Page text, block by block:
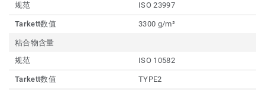
规范
ISO 23997
Tarkett数值 3300 g/m²
粘合物含量
规范
ISO 10582
Tarkett数值 TYPE2